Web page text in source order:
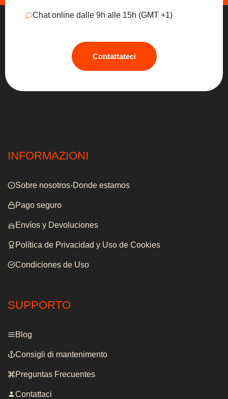
Chat online dalle 9h alle 15h (GMT +1)
Contattateci
INFORMAZIONI
Sobre nosotros-Donde estamos
Pago seguro
Envíos y Devoluciones
Política de Privacidad y Uso de Cookies
Condiciones de Uso
SUPPORTO
Blog
Consigli di mantenimento
Preguntas Frecuentes
Contattaci